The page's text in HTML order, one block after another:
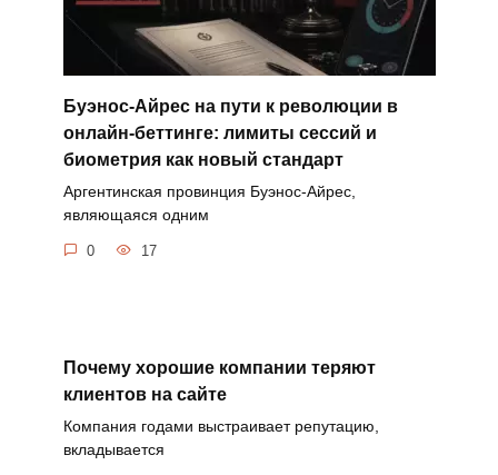
Буэнос-Айрес на пути к революции в
онлайн-беттинге: лимиты сессий и
биометрия как новый стандарт
Аргентинская провинция Буэнос-Айрес,
являющаяся одним
0 17
Почему хорошие компании теряют
клиентов на сайте
Компания годами выстраивает репутацию,
вкладывается